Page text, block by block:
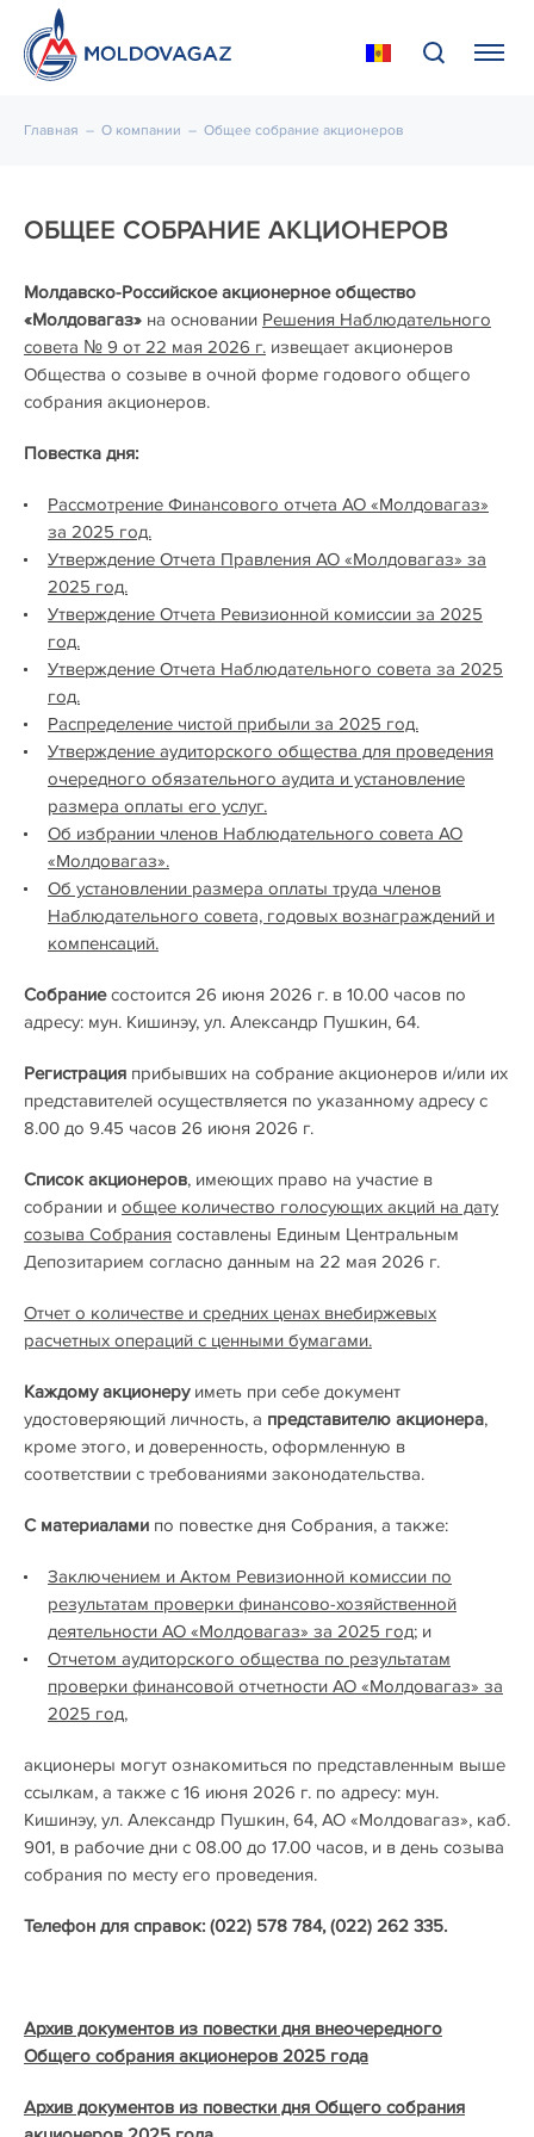
Главная – О компании – Общее собрание акционеров
ОБЩЕЕ СОБРАНИЕ АКЦИОНЕРОВ
Молдавско-Российское акционерное общество
«Молдовагаз» на основании Решения Наблюдательного
совета № 9 от 22 мая 2026 г. извещает акционеров
Общества о созыве в очной форме годового общего
собрания акционеров.
Повестка дня:
Рассмотрение Финансового отчета АО «Молдовагаз»
за 2025 год.
Утверждение Отчета Правления АО «Молдовагаз» за
2025 год.
Утверждение Отчета Ревизионной комиссии за 2025
год.
Утверждение Отчета Наблюдательного совета за 2025
год.
Распределение чистой прибыли за 2025 год.
Утверждение аудиторского общества для проведения
очередного обязательного аудита и установление
размера оплаты его услуг.
Об избрании членов Наблюдательного совета АО
«Молдовагаз».
Об установлении размера оплаты труда членов
Наблюдательного совета, годовых вознаграждений и
компенсаций.
Собраниесостоится 26 июня 2026 г. в 10.00 часов по
адресу: мун. Кишинэу, ул. Александр Пушкин, 64.
Регистрация прибывших на собрание акционеров и/или их
представителей осуществляется по указанному адресу с
8.00 до 9.45 часов 26 июня 2026 г.
Список акционеров, имеющих право на участие в
собрании и общее количество голосующих акций на дату
созыва Собрания составлены Единым Центральным
Депозитарием согласно данным на 22 мая 2026 г.
Отчет о количестве и средних ценах внебиржевых
расчетных операций с ценными бумагами.
Каждому акционеруиметь при себе документ
удостоверяющий личность, а представителю акционера,
кроме этого, и доверенность, оформленную в
соответствии с требованиями законодательствa.
С материалами по повестке дня Собрания, а также:
Заключением и Актом Ревизионной комиссии по
результатам проверки финансово-хозяйственной
деятельности АО «Молдовагаз» за 2025 год; и
Отчетом аудиторского общества по результатам
проверки финансовой отчетности АО «Молдовагаз» за
2025 год,
акционеры могут ознакомиться по представленным выше
ссылкам, а также с 16 июня 2026 г. по адресу: мун.
Кишинэу, ул. Александр Пушкин, 64, АО «Молдовагаз», каб.
901, в рабочие дни с 08.00 до 17.00 часов, и в день созыва
собрания по месту его проведения.
Телефон для справок: (022) 578 784, (022) 262 335.
Архив документов из повестки дня внеочередного
Общего собрания акционеров 2025 года
Архив документов из повестки дня Общего собрания